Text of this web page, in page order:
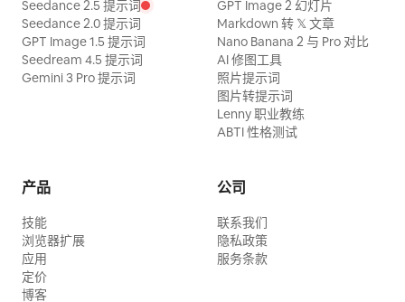
Seedance 2.5 提示词
Seedance 2.0 提示词
GPT Image 1.5 提示词
Seedream 4.5 提示词
Gemini 3 Pro 提示词
GPT Image 2 幻灯片
Markdown 转 𝕏 文章
Nano Banana 2 与 Pro 对比
AI 修图工具
照片提示词
图片转提示词
Lenny 职业教练
ABTI 性格测试
产品
技能
浏览器扩展
应用
定价
博客
公司
联系我们
隐私政策
服务条款